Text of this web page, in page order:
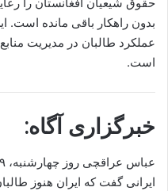
بدون راهکار باقی مانده است.
عملکرد طالبان در مدیریت
است.
خبرگزاری آگاه:
ایرانی گفت که ایران هنوز